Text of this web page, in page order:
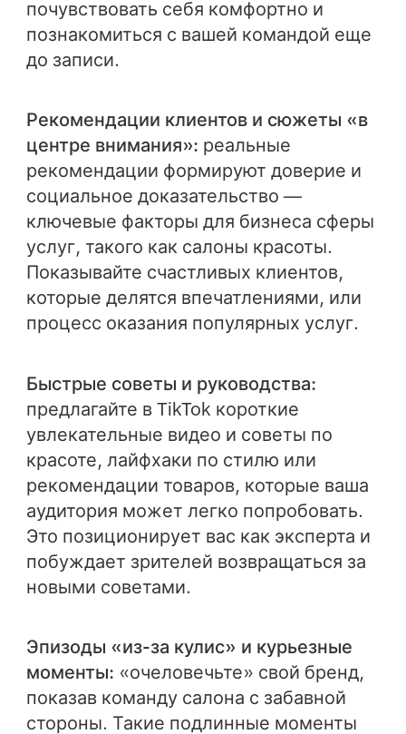
почувствовать себя комфортно и
познакомиться с вашей командой еще
до записи.
Рекомендации клиентов и сюжеты «в
центре внимания»: реальные
рекомендации формируют доверие и
социальное доказательство —
ключевые факторы для бизнеса сферы
услуг, такого как салоны красоты.
Показывайте счастливых клиентов,
которые делятся впечатлениями, или
процесс оказания популярных услуг.
Быстрые советы и руководства:
предлагайте в TikTok короткие
увлекательные видео и советы по
красоте, лайфхаки по стилю или
рекомендации товаров, которые ваша
аудитория может легко попробовать.
Это позиционирует вас как эксперта и
побуждает зрителей возвращаться за
новыми советами.
Эпизоды «из-за кулис» и курьезные
моменты: «очеловечьте» свой бренд,
показав команду салона с забавной
стороны. Такие подлинные моменты